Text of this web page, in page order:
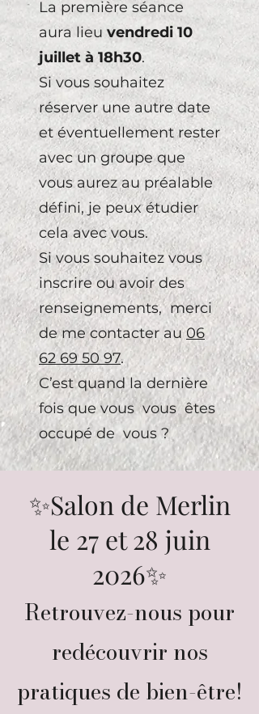
La première séance
aura lieu vendredi 10
juillet à 18h30.
Si vous souhaitez
réserver une autre date
et éventuellement rester
avec un groupe que
vous aurez au préalable
défini, je peux étudier
cela avec vous.
Si vous souhaitez vous
inscrire ou avoir des
renseignements, merci
de me contacter au06
62 69 50 97.
C’est quand la dernière
fois que vous vous êtes
occupé de vous ?
✨Salon de Merlin
le 27 et 28 juin
2026✨
Retrouvez-nous pour
redécouvrir nos
pratiques de bien-être!